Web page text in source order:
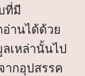
ที่มี
านได้ด้วย
เหล่านั้นไป
ากอุปสรรค